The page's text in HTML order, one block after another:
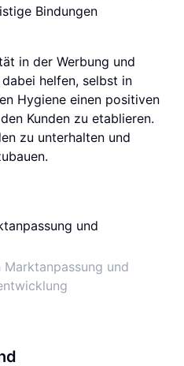
Bindungen
in der Werbung und
helfen, selbst in
Hygiene einen positiven
Kunden zu etablieren.
zu unterhalten und
und